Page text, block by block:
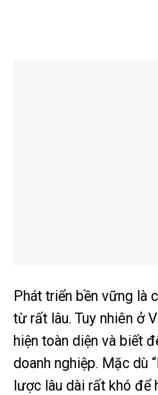
Phát triển bền vững là
từ rất lâu. Tuy nhiên ở
hiện toàn diện và biết
doanh nghiệp. Mặc dù
lược lâu dài rất khó để